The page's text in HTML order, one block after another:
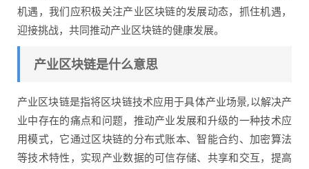
机遇，我们应积极关注产业区块链的发展动态，抓住机遇，
迎接挑战，共同推动产业区块链的健康发展。
产业区块链是什么意思
产业区块链是指将区块链技术应用于具体产业场景,以解决产
业中存在的痛点和问题，推动产业发展和升级的一种技术应
用模式，它通过区块链的分布式账本、智能合约、加密算法
等技术特性，实现产业数据的可信存储、共享和交互，提高